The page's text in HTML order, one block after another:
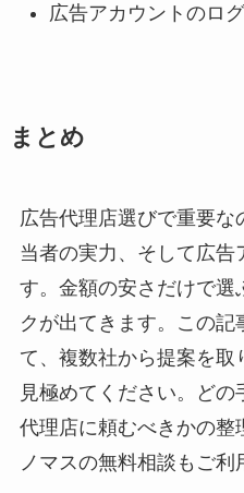
広告アカウントのロ
まとめ
広告代理店選びで重要な
当者の実力、そして広告
す。金額の安さだけで選
クが出てきます。この記
て、複数社から提案を取
見極めてください。どの
代理店に頼むべきかの整
ノマスの無料相談もご利